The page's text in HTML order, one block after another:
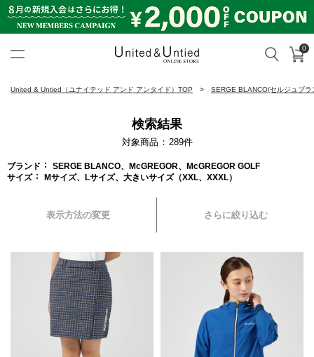
検索 カ
0
United & Untied（ユナイテッド アンド アンタイド）TOP SERGE BLANCO(セルジュブ
検索結果
対象商品 289件
ブランド
SERGE BLANCO、McGREGOR、McGREGOR GOLF
サイズ
Mサイズ、Lサイズ、大きいサイズ（XXL、XXXL）
表示方法の変更 さらに絞り込む